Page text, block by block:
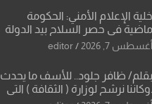
خلية الإعلام الأمني: الحكومة
ماضية في حصر السلاح بيد الدولة
دون رجعة
أغسطس 7, 2026 editor
بقلم/ ظافر جلود.. للأسف ما يحدث
.وكاننا نرشح لوزارة ( الثقافة ) التي